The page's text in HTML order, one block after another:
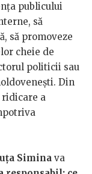
publicului
să
să promoveze
cheie de
politicii sau
Din
ridicare a
Simina va